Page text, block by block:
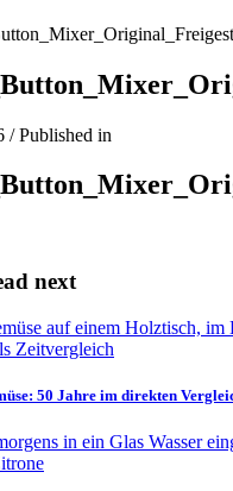
/Published in
next
50 Jahre im direkten